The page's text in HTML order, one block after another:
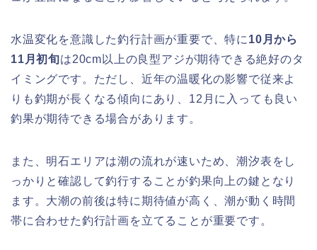
水温変化を意識した釣行計画が重要で、特に 10月から
11月初旬は20cm以上の良型アジが期待できる絶好のタ
イミングです。ただし、近年の温暖化の影響で従来よ
りも釣期が長くなる傾向にあり、12月に入っても良い
釣果が期待できる場合があります。
また、明石エリアは潮の流れが速いため、潮汐表をし
っかりと確認して釣行することが釣果向上の鍵となり
ます。大潮の前後は特に期待値が高く、潮が動く時間
帯に合わせた釣行計画を立てることが重要です。